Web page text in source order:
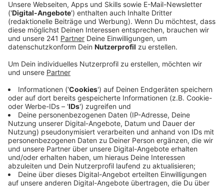
die Stadt auf unsere Nachfrage mit.
Veröffentlicht:Mittwoch, 03.09.2025 11:34
Anzeige
Insgesamt sind bei uns in der Stadt rund 124.000
Menschen wahlberechtigt. Darunter sind über 3000
Erstwähler. Wer noch per Briefwahl wählen möchte,
kann die Unterlagen zum Beispiel online beantragen.
Der Wahlbrief muss dann spätestens bis zum Wahltag,
am 14. September um 16 Uhr bei der Stadt
eingegangen sein. Alternativ könnt ihr auch direkt vor
Ort im Briefwahlbüro in der Hauptstraße 137
wählen. Alles zur Briefwahl könnt ihr auch nochmal hier